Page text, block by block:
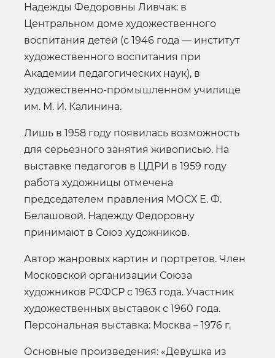
Надежды Федоровны Ливчак: в
Центральном доме художественного
воспитания детей (с 1946 года — институт
художественного воспитания при
Академии педагогических наук), в
художественно-промышленном училище
им. М. И. Калинина.
Лишь в 1958 году появилась возможность
для серьезного занятия живописью. На
выставке педагогов в ЦДРИ в 1959 году
работа художницы отмечена
председателем правления МОСХ Е. Ф.
Белашовой. Надежду Федоровну
принимают в Союз художников.
Автор жанровых картин и портретов. Член
Московской организации Союза
художников РСФСР с 1963 года. Участник
художественных выставок с 1960 года.
Персональная выставка: Москва – 1976 г.
Основные произведения: «Девушка из